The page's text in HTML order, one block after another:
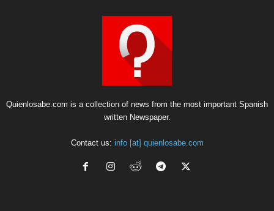
Quienlosabe.com is a collection of news from the most important Spanish
written Newspaper.
Contact us: info [at] quienlosabe.com